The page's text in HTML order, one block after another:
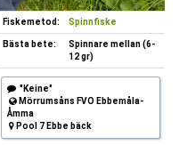
Fiskemetod: Spinnfiske
Bästa bete:
Spinnare mellan (6-
12 gr)
"Keine"
Mörrumsåns FVO Ebbemåla-
Åmma
Pool 7 Ebbe bäck